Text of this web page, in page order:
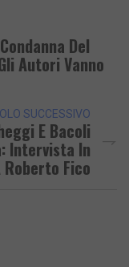
Del
Autori Vanno
SUCCESSIVO
E Bacoli
Intervista In
Roberto Fico